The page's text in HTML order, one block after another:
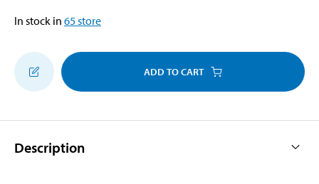
In stock in 65store
ADD TO CART
Description